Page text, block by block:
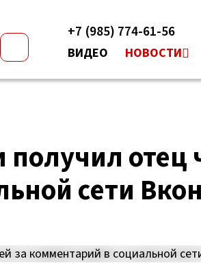
+7 (985) 774-61-56
ВИДЕО
НОВОСТИ
отец
сети